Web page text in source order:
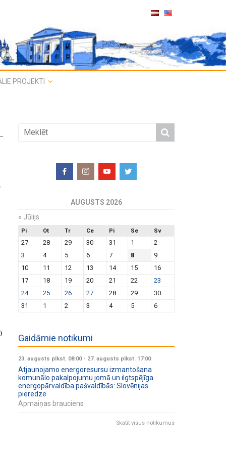
PROJEKTI
AUGUSTS 2026
« Jūlijs
Pi Ot Tr Ce Pi Se Sv
27 28 29 30 31 1
2
3
4 5 6 7 8
9
10
11 12 13 14 15
16
17
18 19 20 21 22
23
24
25 26 27 28 29
30
31
1 2 3 4 5 6
Gaidāmie notikumi
23. augusts plkst. 08:00- 27. augusts plkst. 17:00
Atjaunojamo energoresursu izmantošana
komunālo pakalpojumu jomā un ilgtspējīga
energopārvaldība pašvaldībās: Slovēnijas
pieredze
Apmaiņas brauciens
Skatīt visus notikumus